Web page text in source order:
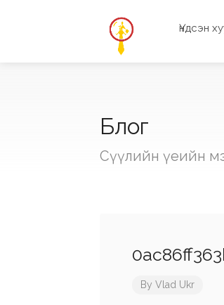
Үндсэн
Блог
Сүүлийн үеийн
By Vlad Ukr